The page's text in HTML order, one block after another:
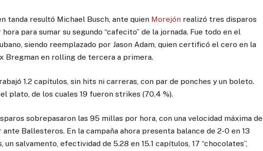
tanda resultó Michael Busch, ante quien Morejón realizó tres disparos
para sumar su segundo “cafecito” de la jornada. Fue todo en el
siendo reemplazado por Jason Adam, quien certificó el cero en la
Bregman en rolling de tercera a primera.
1.2 capítulos, sin hits ni carreras, con par de ponches y un boleto.
plato, de los cuales 19 fueron strikes (70.4 %).
sobrepasaron las 95 millas por hora, con una velocidad máxima de
Ballesteros. En la campaña ahora presenta balance de 2-0 en 13
un salvamento, efectividad de 5.28 en 15.1 capítulos, 17 “chocolates”,